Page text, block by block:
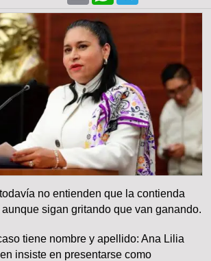
no entienden que la contienda
sigan gritando que van ganando.
tiene nombre y apellido: Ana Lilia
insiste en presentarse como